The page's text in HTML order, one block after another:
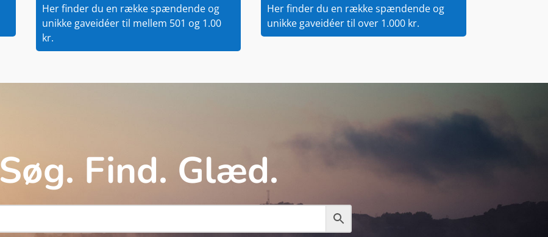
Her finder du en række spændende og
unikke gaveidéer til mellem 501 og 1.00
kr.
Her finder du en række spændende og
unikke gaveidéer til over 1.000 kr.
Søg. Find. Glæd.